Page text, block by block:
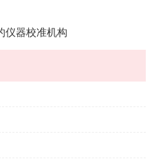
仪器校准机构